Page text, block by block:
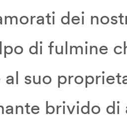
dei
di fulmine
suo
brivido